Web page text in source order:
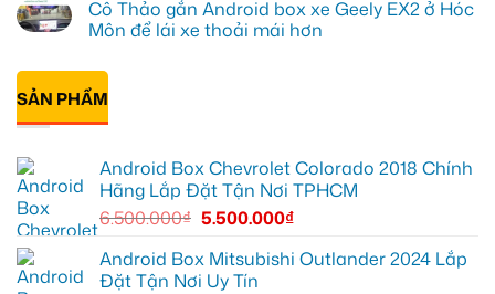
12
để
ghi
mọi
cung
đường
EX2
tại
Quận
để
xem
Youtube
lắp
Android
box
Geely
EX2
tại
Quận
Gò
xem
YouTube
dẫn
đường
bình
luận
ở
Khải
Android
box
xe
tại
Quận
nâng
cao
trải
nghiệm
lái
Cô Thảo gắn Android box xe Geely EX2 ở Hóc
Môn để lái xe thoải mái hơn
có
luận
ở
Cô
Android
box
Geely
EX2
ở
Hóc
Môn
để
SẢN PHẨM
Android Box Chevrolet Colorado 2018 Chính
Hãng Lắp Đặt Tận Nơi TPHCM
6.500.000₫ 5.500.000₫
Android Box Mitsubishi Outlander 2024 Lắp
Đặt Tận Nơi Uy Tín